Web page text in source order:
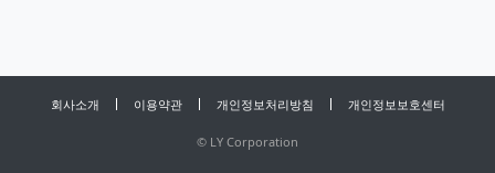
회사소개 이용약관 개인정보처리방침 개인정보보호센터
© LY Corporation